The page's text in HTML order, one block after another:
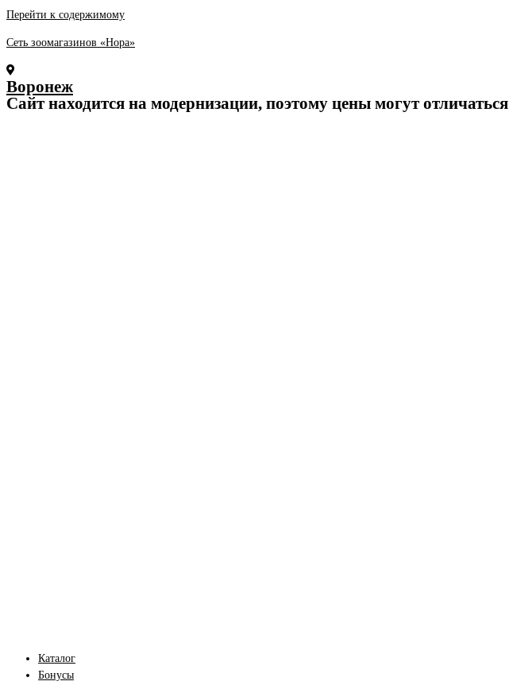
Перейти к содержимому
Сеть зоомагазинов «Нора»
Воронеж
Cайт находится на модернизации, поэтому цены могут отличаться
Каталог
Бонусы